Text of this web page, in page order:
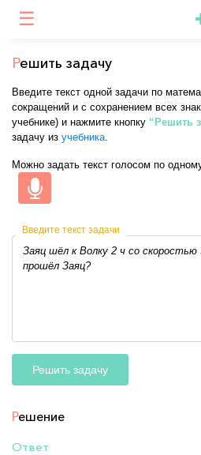
☰
Решить задачу
Введите текст одной задачи по
сокращений и с сохранением всех
учебнике) и нажмите кнопку “Решить
задачу из учебника.
Можно задать текст голосом по
Введите текст задачи
Решить задачу
Решение
Ответ